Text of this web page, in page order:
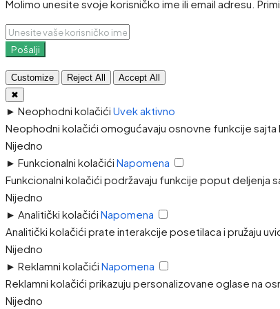
Molimo unesite svoje korisničko ime ili email adresu.
Pošalji
Customize Reject All
Accept All
✖
► Neophodni kolačići Uvek aktivno
Neophodni kolačići omogućavaju osnovne funkcije
Nijedno
► Funkcionalni kolačići Napomena
Funkcionalni kolačići podržavaju funkcije poput deljenja
Nijedno
► Analitički kolačići Napomena
Analitički kolačići prate interakcije posetilaca i pružaju
Nijedno
► Reklamni kolačići Napomena
Reklamni kolačići prikazuju personalizovane oglase na
Nijedno